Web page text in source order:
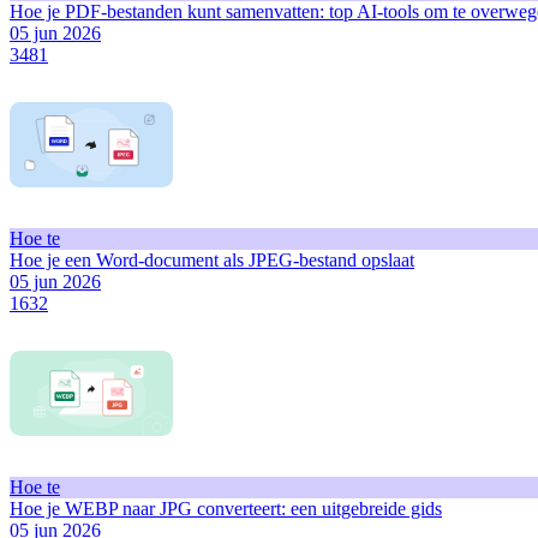
Hoe je PDF-bestanden kunt samenvatten: top AI-tools om te
05 jun 2026
3481
Hoe te
Hoe je een Word-document als JPEG-bestand opslaat
05 jun 2026
1632
Hoe te
Hoe je WEBP naar JPG converteert: een uitgebreide gids
05 jun 2026